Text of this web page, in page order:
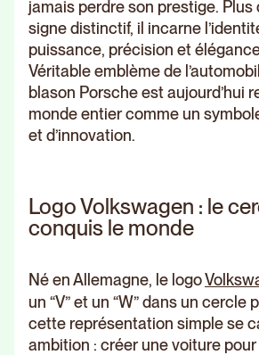
jamais perdre son prestige. Plus
signe distinctif, il incarne
puissance, précision et
Véritable emblème de
blason Porsche est aujourd’hui
monde entier comme un
et d’innovation.
Logo Volkswagen : le
conquis le monde
Né en Allemagne, le logo
un “V” et un “W” dans un cercle
cette représentation simple se
ambition : créer une voiture